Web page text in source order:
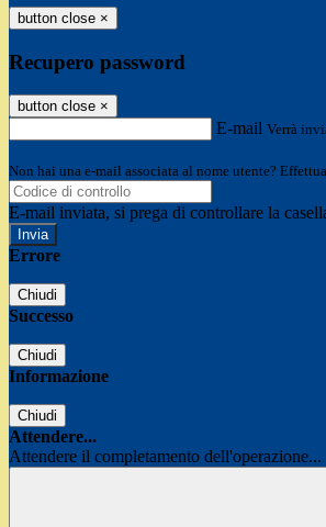
button close ×
Recupero password
button close ×
E-mail Verrà
Non hai una e-mail associata al nome utente?
E-mail inviata, si prega di controllare la
Errore
Chiudi
Successo
Chiudi
Informazione
Chiudi
Attendere...
Attendere il completamento dell'operazione...